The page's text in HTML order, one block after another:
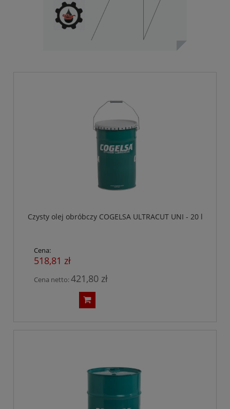
Czysty olej obróbczy COGELSA ULTRACUT UNI - 20 l
Cena:
518,81 zł
Cena netto:421,80 zł